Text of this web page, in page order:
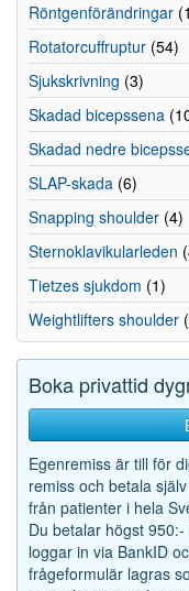
Röntgenförändringar
Rotatorcuffruptur (54)
Sjukskrivning (3)
Skadad bicepssena
Skadad nedre
SLAP-skada (6)
Snapping shoulder (4)
Sternoklavikularleden
Tietzes sjukdom (1)
Weightlifters shoulder
Boka privattid
Egenremiss är till för
remiss och betala
från patienter i hela
Du betalar högst
loggar in via BankID
frågeformulär lagras